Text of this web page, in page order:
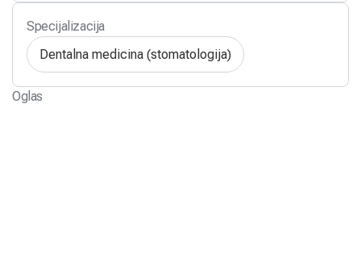
Specijalizacija
Dentalna medicina (stomatologija)
Oglas